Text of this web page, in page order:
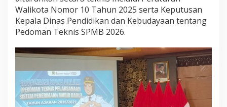
Walikota Nomor 10 Tahun 2025 serta Keputusan
Kepala Dinas Pendidikan dan Kebudayaan tentang
Pedoman Teknis SPMB 2026.